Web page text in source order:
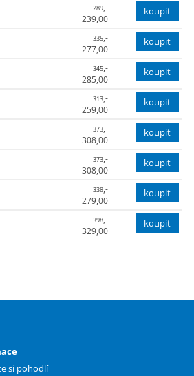
289,-
239,00
335,-
277,00
345,-
285,00
313,-
259,00
373,-
308,00
373,-
308,00
338,-
279,00
398,-
329,00
si pohodlí